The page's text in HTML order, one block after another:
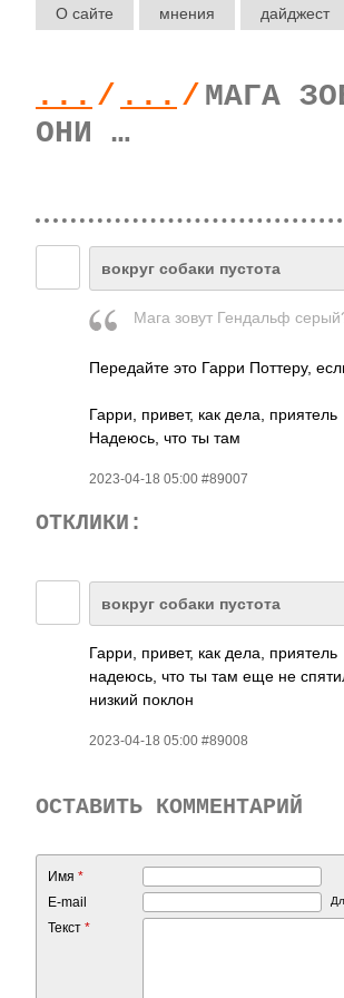
О сайте мнения дайджест
... / ... / МАГА
ОНИ …
вокруг собаки пустота
Мага зовут Гендальф
Передайте это Гарри Поттеру,
Гарри, привет, как дела, приятель
Надеюсь, что ты там
2023-04-18 05:00 #89007
ОТКЛИКИ:
вокруг собаки пустота
Гарри, привет, как дела, приятель
надеюсь, что ты там еще не
низкий поклон
2023-04-18 05:00 #89008
ОСТАВИТЬ КОММЕНТАРИЙ
Имя *
E-mail
Текст *